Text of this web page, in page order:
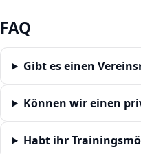
FAQ
Gibt es einen
Können wir einen
Habt ihr